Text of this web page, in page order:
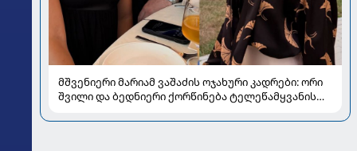
მშვენიერი მარიამ ვაშაძის ოჯახური კადრები: ორი
შვილი და ბედნიერი ქორწინება ტელეწამყვანის